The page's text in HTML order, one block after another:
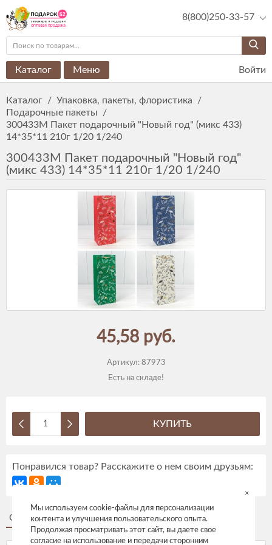
8(800)250-33-57
Каталог Меню Войти
Каталог / Упаковка, пакеты, флористика
/
Подарочные пакеты
/
300433М Пакет подарочный "Новый год" (микс 433)
14*35*11 210г 1/20 1/240
300433М Пакет подарочный "Новый год"
(микс 433) 14*35*11 210г 1/20 1/240
45,58 руб.
Артикул: 87973
Есть на складе!
КУПИТЬ
Понравился товар? Расскажите о нем своим друзьям:
Описание Отзывы
Мы используем cookie-файлы для персонализации
контента и улучшения пользовательского опыта.
Продолжая просматривать этот сайт, вы даете свое
согласие на использование и передачи сторонним
×